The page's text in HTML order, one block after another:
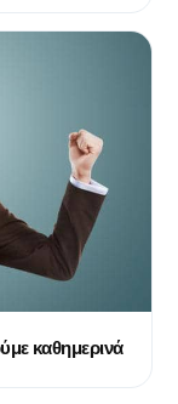
καθημερινά